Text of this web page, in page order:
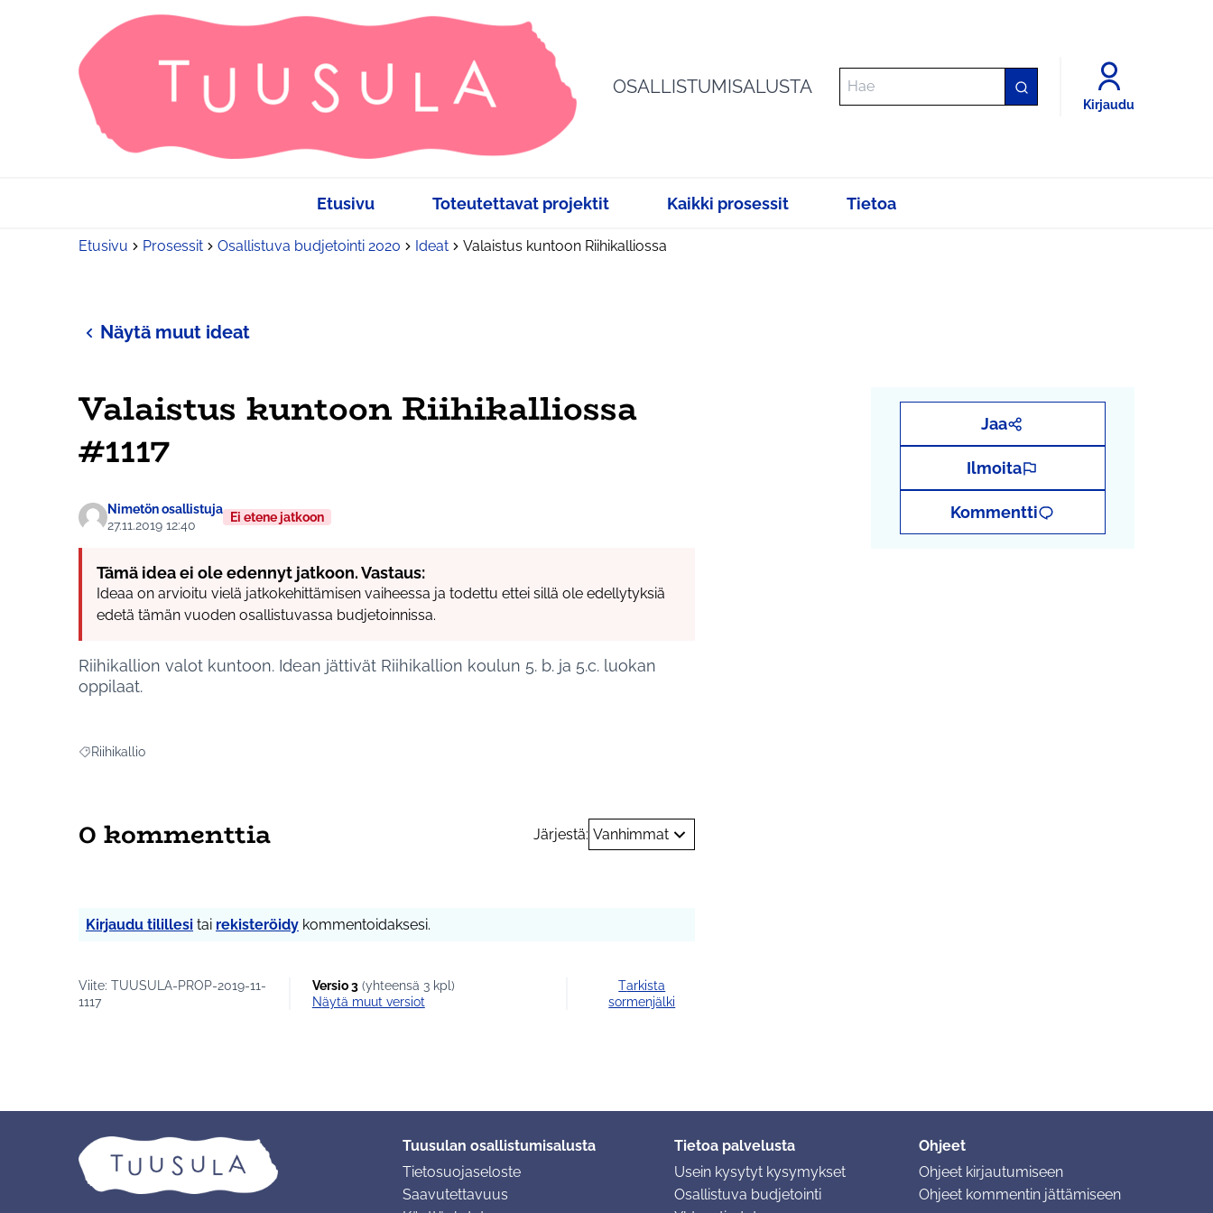
OSALLISTUMISALUSTA
Kirjaudu
Etusivu Toteutettavat projektit Kaikki prosessit Tietoa
Etusivu Prosessit Osallistuva budjetointi 2020 Ideat Valaistus kuntoon Riihikalliossa
Näytä muut ideat
Valaistus kuntoon Riihikalliossa
#1117
Nimetön osallistuja
27.11.2019 12:40
Ei etene jatkoon
Tämä idea ei ole edennyt jatkoon. Vastaus:
Ideaa on arvioitu vielä jatkokehittämisen vaiheessa ja todettu ettei sillä ole edellytyksiä
edetä tämän vuoden osallistuvassa budjetoinnissa.
Riihikallion valot kuntoon. Idean jättivät Riihikallion koulun 5. b. ja 5.c. luokan
oppilaat.
Rajaa tulokset aihepiirin mukaan: Riihikallio
Riihikallio
Jaa
Ilmoita
Kommentti
0 kommenttia Järjestä: Vanhimmat
Kirjaudu tilillesi tai rekisteröidy kommentoidaksesi.
Viite: TUUSULA-PROP-2019-11-
1117
Versio 3(yhteensä 3 kpl)
näytä muut versiot
Tarkista
sormenjälki
Tuusulan osallistumisalusta
Tietosuojaseloste
Saavutettavuus
Tietoa palvelusta
Usein kysytyt kysymykset
Osallistuva budjetointi
Ohjeet
Ohjeet kirjautumiseen
Ohjeet kommentin jättämiseen